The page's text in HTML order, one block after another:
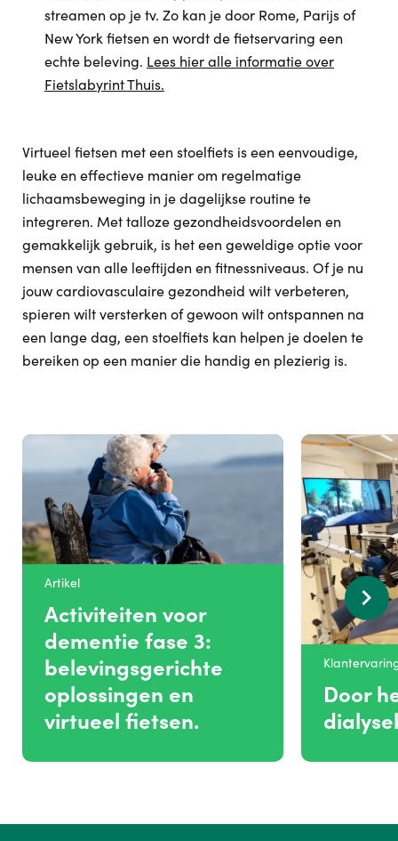
streamen op je tv. Zo kan je door Rome, Parijs of
New York fietsen en wordt de fietservaring een
echte beleving. Lees hier alle informatie over
Fietslabyrint Thuis.
Virtueel fietsen met een stoelfiets is een eenvoudige,
leuke en effectieve manier om regelmatige
lichaamsbeweging in je dagelijkse routine te
integreren. Met talloze gezondheidsvoordelen en
gemakkelijk gebruik, is het een geweldige optie voor
mensen van alle leeftijden en fitnessniveaus. Of je nu
jouw cardiovasculaire gezondheid wilt verbeteren,
spieren wilt versterken of gewoon wilt ontspannen na
een lange dag, een stoelfiets kan helpen je doelen te
bereiken op een manier die handig en plezierig is.
Artikel
Activiteiten voor
dementie fase 3:
belevingsgerichte
oplossingen en
virtueel fietsen.
Door